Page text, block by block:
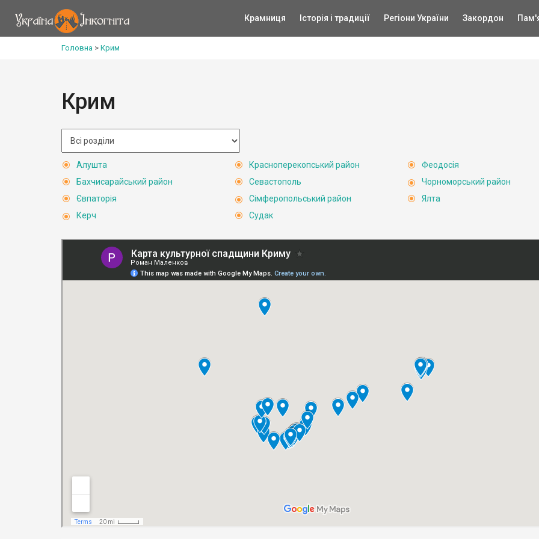
Крамниця Історія і традиції Регіони України Закордон
Головна > Крим
Крим
Алушта
Бахчисарайський район
Євпаторія
Керч
Красноперекопський район
Севастополь
Сімферопольський район
Судак
Феодосія
Чорноморський район
Ялта